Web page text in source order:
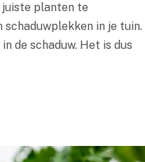
juiste planten te
schaduwplekken in je tuin.
de schaduw. Het is dus